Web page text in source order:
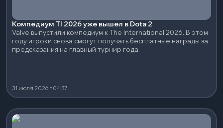
Компедиум TI 2026 уже вышел в Dota 2
Valve выпустили компедиум к The International 2026. В этом
году игроки снова смогут получать бесплатные награды за
предсказания на главный турнир года.
31 июля 2026 г.04:37